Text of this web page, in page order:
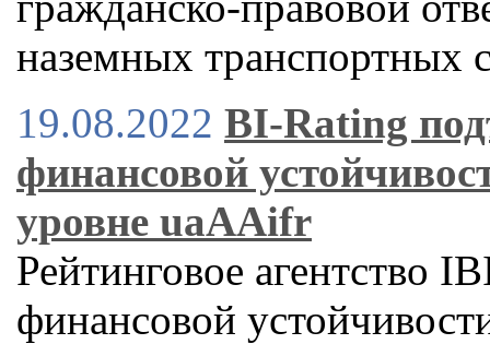
наземных
19.08.2022 BI-Rating
финансовой
уровне uaAAifr
Рейтинговое агентство
финансовой